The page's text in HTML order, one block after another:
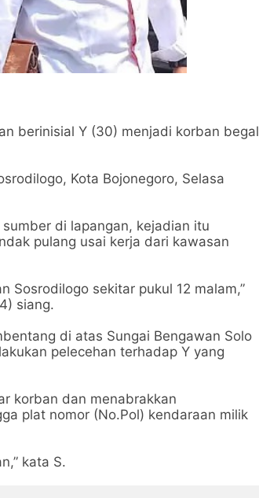
berinisial Y (30) menjadi korban begal
Kota Bojonegoro, Selasa
di lapangan, kejadian itu
pulang usai kerja dari kawasan
Sosrodilogo sekitar pukul 12 malam,”
siang.
di atas Sungai Bengawan Solo
pelecehan terhadap Y yang
korban dan menabrakkan
plat nomor (No.Pol) kendaraan milik
kata S.